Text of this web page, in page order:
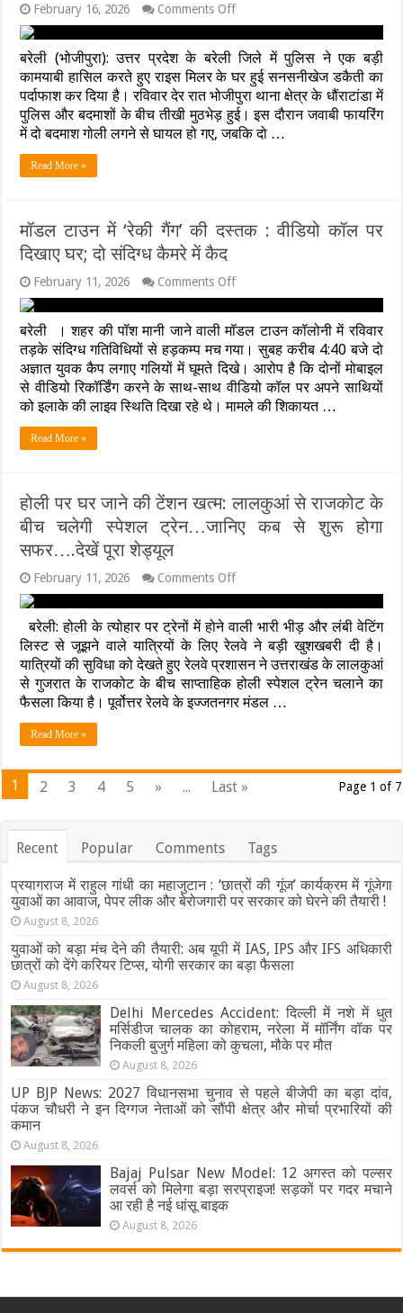
फूटकर
रोईं
छात्राएं
February 16, 2026 Comments Offon
बरेली
में
पुलिस
बड़ी
कार्रवाई:
राइस
मिलर
से
को
लगी
गोली,
4
गिरफ्तार
बरेली (भोजीपुरा): उत्तर प्रदेश के बरेली जिले में पुलिस ने एक बड़ी
कामयाबी हासिल करते हुए राइस मिलर के घर हुई सनसनीखेज डकैती का
पर्दाफाश कर दिया है। रविवार देर रात भोजीपुरा थाना क्षेत्र के धौंराटांडा में
पुलिस और बदमाशों के बीच तीखी मुठभेड़ हुई। इस दौरान जवाबी फायरिंग
में दो बदमाश गोली लगने से घायल हो गए, जबकि दो …
Read More »
मॉडल टाउन में ‘रेकी गैंग’ की दस्तक : वीडियो कॉल पर
दिखाए घर; दो संदिग्ध कैमरे में कैद
February 11, 2026 Comments Offon
मॉडल
टाउन
में
गैंग’
की
दस्तक
:
संदिग्ध
कैमरे
बरेली । शहर की पॉश मानी जाने वाली मॉडल टाउन कॉलोनी में रविवार
तड़के संदिग्ध गतिविधियों से हड़कम्प मच गया। सुबह करीब 4:40 बजे दो
अज्ञात युवक कैप लगाए गलियों में घूमते दिखे। आरोप है कि दोनों मोबाइल
से वीडियो रिकॉर्डिंग करने के साथ-साथ वीडियो कॉल पर अपने साथियों
को इलाके की लाइव स्थिति दिखा रहे थे। मामले की शिकायत …
Read More »
होली पर घर जाने की टेंशन खत्म: लालकुआं से राजकोट के
बीच चलेगी स्पेशल ट्रेन…जानिए कब से शुरू होगा
सफर….देखें पूरा शेड्यूल
February 11, 2026 Comments Offon
होली
पर
घर
जाने
की
टेंशन
खत्म:
लालकुआं
चलेगी
स्पेशल
होगा
सफर….देखें
बरेली: होली के त्योहार पर ट्रेनों में होने वाली भारी भीड़ और लंबी वेटिंग
लिस्ट से जूझने वाले यात्रियों के लिए रेलवे ने बड़ी खुशखबरी दी है।
यात्रियों की सुविधा को देखते हुए रेलवे प्रशासन ने उत्तराखंड के लालकुआं
से गुजरात के राजकोट के बीच साप्ताहिक होली स्पेशल ट्रेन चलाने का
फैसला किया है। पूर्वोत्तर रेलवे के इज्जतनगर मंडल …
Read More »
Page 1 of 7
1 2 3 4 5 » ... Last »
Recent Popular Comments Tags
प्रयागराज में राहुल गांधी का महाजुटान : ‘छात्रों की गूंज’ कार्यक्रम में गूंजेगा
युवाओं का आवाज, पेपर लीक और बेरोजगारी पर सरकार को घेरने की तैयारी !
August 8, 2026
युवाओं को बड़ा मंच देने की तैयारी: अब यूपी में IAS, IPS और IFS अधिकारी
छात्रों को देंगे करियर टिप्स, योगी सरकार का बड़ा फैसला
August 8, 2026
Delhi Mercedes Accident: दिल्ली में नशे में धुत
मर्सिडीज चालक का कोहराम, नरेला में मॉर्निंग वॉक पर
निकली बुजुर्ग महिला को कुचला, मौके पर मौत
August 8, 2026
UP BJP News: 2027 विधानसभा चुनाव से पहले बीजेपी का बड़ा दांव,
पंकज चौधरी ने इन दिग्गज नेताओं को सौंपी क्षेत्र और मोर्चा प्रभारियों की
कमान
August 8, 2026
Bajaj Pulsar New Model: 12 अगस्त को पल्सर
लवर्स को मिलेगा बड़ा सरप्राइज! सड़कों पर गदर मचाने
आ रही है नई धांसू बाइक
August 8, 2026